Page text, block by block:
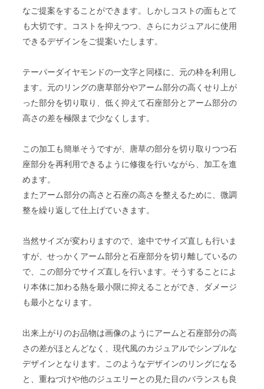
なご提案をすることができます。しかしコストの面もとて
も大切です。コストを抑えつつ、さらにカジュアルに使用
できるデザインをご提案いたします。
テーパーダイヤモンドの一文字と同様に、元の枠を利用し
ます。元のリングの唐草部分やアーム部分の高くせり上が
った部分を切り取り、低く抑えて石座部分とアーム部分の
高さの差を極限まで少なくします。
この加工も簡単そうですが、唐草の部分を切り取りつつ石
座部分を再利用できるように修復を行いながら、加工を進
めます。
またアーム部分の高さと石座の高さを整えるために、微調
整を繰り返して仕上げていきます。
当然サイズが変わりますので、途中でサイズ直しも行いま
すが、せっかくアーム部分と石座部分を切り離しているの
で、この部分でサイズ直しを行います。そうすることによ
り本体に加わる熱を最小限に抑えることができ、ダメージ
も最小となります。
出来上がりのお品物は画像のようにアームと石座部分の高
さの差がほとんどなく、現代風のカジュアルでシンプルな
デザインとなります。このようなデザインのリングになる
と、重ねづけや他のジュエリーとの見た目のバランスも良